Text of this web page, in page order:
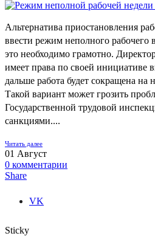
Альтернатива приостановления
ввести режим неполного рабочего
это необходимо грамотно.
имеет права по своей инициативе
дальше работа будет сокращена на
Такой вариант может грозить
Государственной трудовой
санкциями....
Читать далее
01 Август
0 комментарии
Share
VK
Sticky